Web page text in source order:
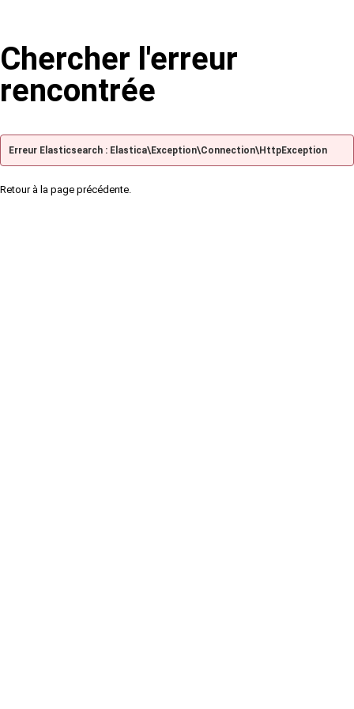
Chercher l'erreur
rencontrée
Erreur Elasticsearch : Elastica\Exception\Connection\HttpException
Retour à la page précédente.